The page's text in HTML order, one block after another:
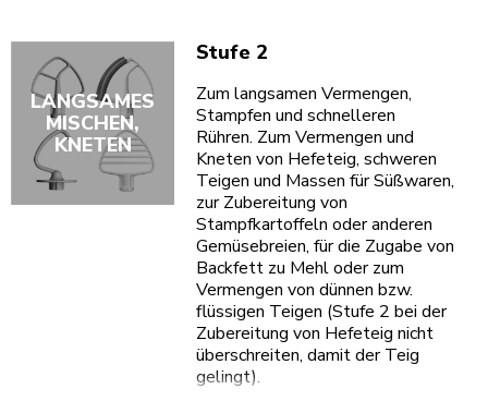
Stufe 2
Zum langsamen Vermengen,
Stampfen und schnelleren
Rühren. Zum Vermengen und
Kneten von Hefeteig, schweren
Teigen und Massen für Süßwaren,
zur Zubereitung von
Stampfkartoffeln oder anderen
Gemüsebreien, für die Zugabe von
Backfett zu Mehl oder zum
Vermengen von dünnen bzw.
flüssigen Teigen (Stufe 2 bei der
Zubereitung von Hefeteig nicht
überschreiten, damit der Teig
gelingt).
LANGSAMES
MISCHEN,
KNETEN